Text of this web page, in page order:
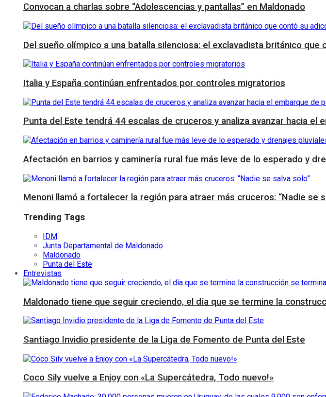
Convocan a charlas sobre “Adolescencias y pantallas” en Maldonado
Del sueño olímpico a una batalla silenciosa: el exclavadista británico
Italia y España continúan enfrentados por controles migratorios
Punta del Este tendrá 44 escalas de cruceros y analiza avanzar hacia el
Afectación en barrios y caminería rural fue más leve de lo esperado y
Menoni llamó a fortalecer la región para atraer más cruceros: “Nadie se
Trending Tags
IDM
Junta Departamental de Maldonado
Maldonado
Punta del Este
Entrevistas
Maldonado tiene que seguir creciendo, el día que se termine la
Santiago Invidio presidente de la Liga de Fomento de Punta del Este
Coco Sily vuelve a Enjoy con «La Supercátedra, Todo nuevo!»